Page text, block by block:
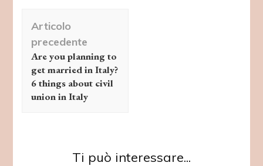
articolo
Articolo
precedente
Are you planning to
get married in Italy?
6 things about civil
union in Italy
Ti può interessare...